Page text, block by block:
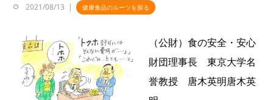
2021/08/13 健康食品のルーツを探る
（公財）食の安全・安心
財団理事長 東京大学名
誉教授 唐木英明唐木英